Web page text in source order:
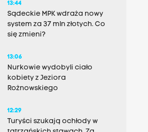
13:44
Sądeckie MPK wdraża nowy
system za 37 mln złotych. Co
się zmieni?
13:06
Nurkowie wydobyli ciało
kobiety z Jeziora
Rożnowskiego
12:29
Turyści szukają ochłody w